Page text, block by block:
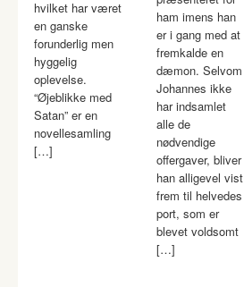
hvilket har været
en ganske
forunderlig men
hyggelig
oplevelse.
“Øjeblikke med
Satan” er en
novellesamling
[…]
ham imens han
er i gang med at
fremkalde en
dæmon. Selvom
Johannes ikke
har indsamlet
alle de
nødvendige
offergaver, bliver
han alligevel vist
frem til helvedes
port, som er
blevet voldsomt
[…]